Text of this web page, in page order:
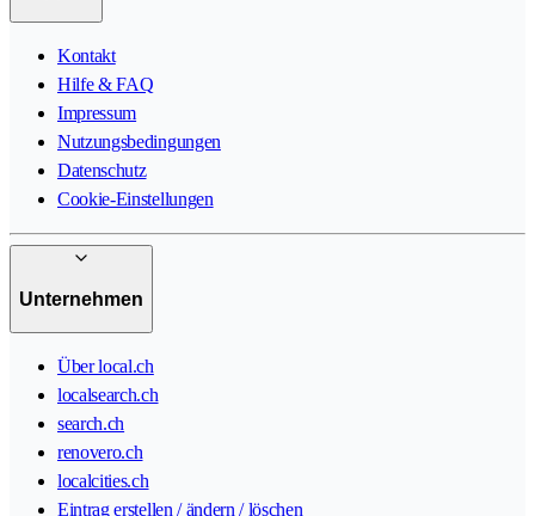
Kontakt
Hilfe & FAQ
Impressum
Nutzungsbedingungen
Datenschutz
Cookie-Einstellungen
Unternehmen
Über local.ch
localsearch.ch
search.ch
renovero.ch
localcities.ch
Eintrag erstellen / ändern / löschen